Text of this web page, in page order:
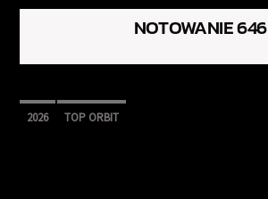
NOTOWANIE 646
2026 TOP ORBIT